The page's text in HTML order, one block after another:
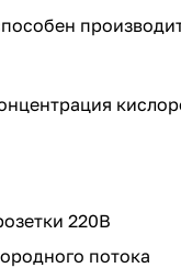
220В
потока